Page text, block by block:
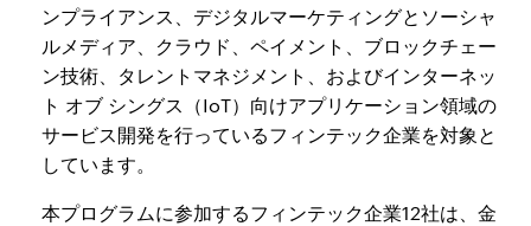
ンプライアンス、デジタルマーケティングとソーシャ
ルメディア、クラウド、ペイメント、ブロックチェー
ン技術、タレントマネジメント、およびインターネッ
ト オブ シングス（IoT）向けアプリケーション領域の
サービス開発を行っているフィンテック企業を対象と
しています。
本プログラムに参加するフィンテック企業12社は、金